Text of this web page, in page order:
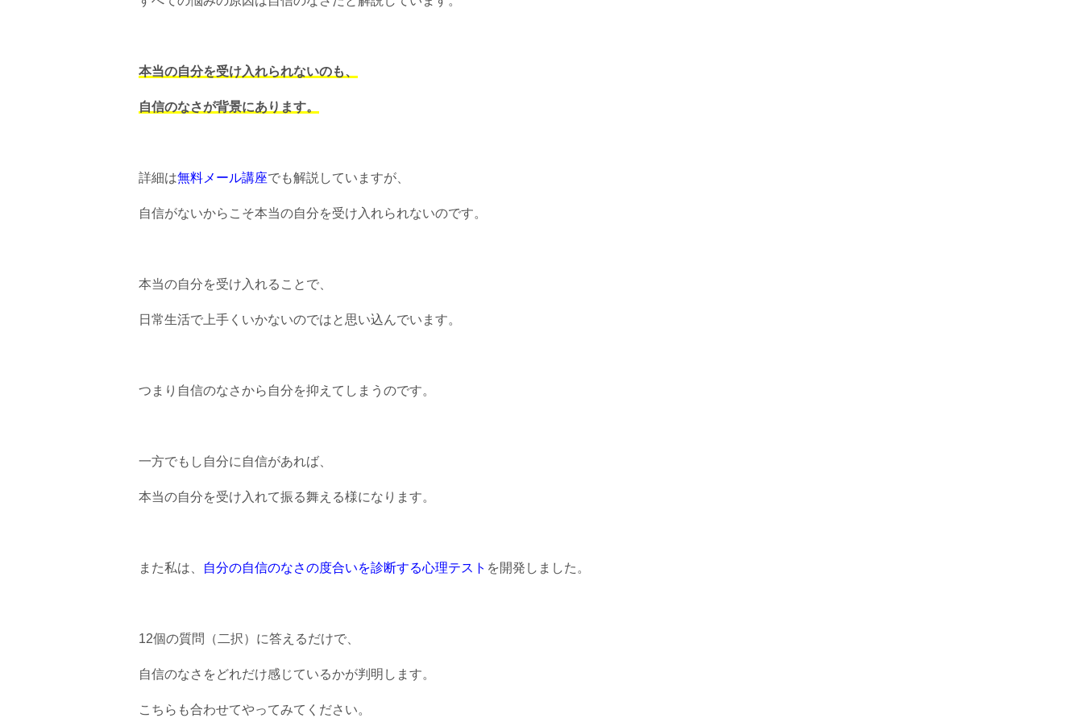
本当の自分を受け入れられないのも、
自信のなさが背景にあります。
詳細は無料メール講座でも解説していますが、
自信がないからこそ本当の自分を受け入れられないのです。
本当の自分を受け入れることで、
日常生活で上手くいかないのではと思い込んでいます。
つまり自信のなさから自分を抑えてしまうのです。
一方でもし自分に自信があれば、
本当の自分を受け入れて振る舞える様になります。
また私は、 自分の自信のなさの度合いを診断する心理テスト を開発しました。
12個の質問（二択）に答えるだけで、
自信のなさをどれだけ感じているかが判明します。
こちらも合わせてやってみてください。